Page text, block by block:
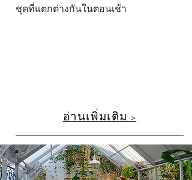
ชุดที่แตกต่างกันในตอนเช้า
อ่านเพิ่มเติม >